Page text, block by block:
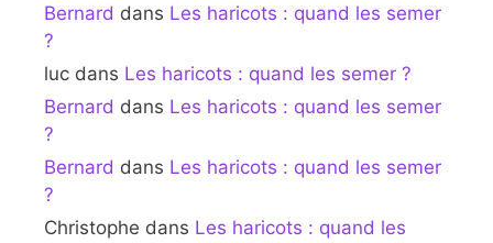
Bernard dans Les haricots : quand les semer
?
luc dans Les haricots : quand les semer ?
Bernard dans Les haricots : quand les semer
?
Bernard dans Les haricots : quand les semer
?
Christophe dans Les haricots : quand les